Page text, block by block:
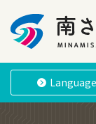
南さつま
Language